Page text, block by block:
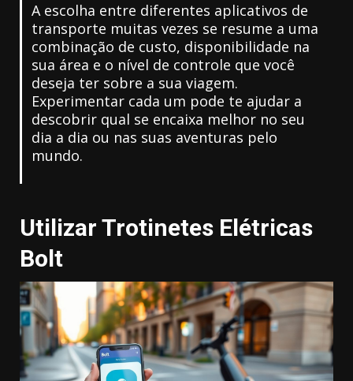
A escolha entre diferentes aplicativos de
transporte muitas vezes se resume a uma
combinação de custo, disponibilidade na
sua área e o nível de controle que você
deseja ter sobre a sua viagem.
Experimentar cada um pode te ajudar a
descobrir qual se encaixa melhor no seu
dia a dia ou nas suas aventuras pelo
mundo.
Utilizar Trotinetes Elétricas
Bolt